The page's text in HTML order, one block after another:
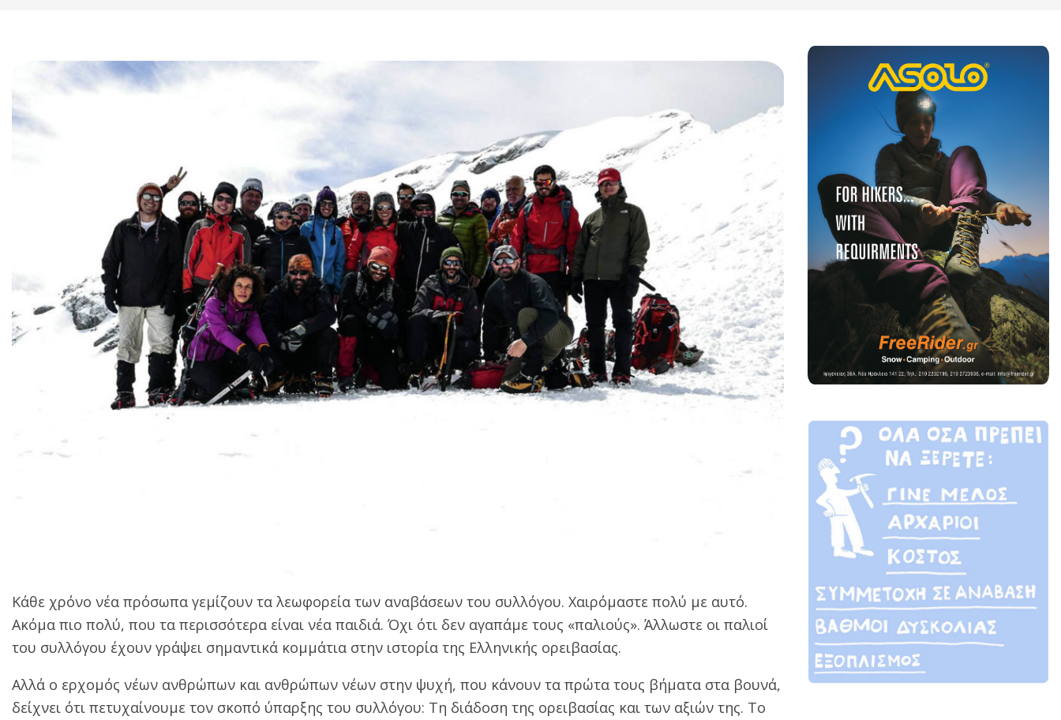
Κάθε χρόνο νέα πρόσωπα γεμίζουν τα λεωφορεία των αναβάσεων του συλλόγου. Χαιρόμαστε πολύ με αυτό.
Ακόμα πιο πολύ, που τα περισσότερα είναι νέα παιδιά. Όχι ότι δεν αγαπάμε τους «παλιούς». Άλλωστε οι παλιοί
του συλλόγου έχουν γράψει σημαντικά κομμάτια στην ιστορία της Ελληνικής ορειβασίας.
Αλλά ο ερχομός νέων ανθρώπων και ανθρώπων νέων στην ψυχή, που κάνουν τα πρώτα τους βήματα στα βουνά,
δείχνει ότι πετυχαίνουμε τον σκοπό ύπαρξης του συλλόγου: Τη διάδοση της ορειβασίας και των αξιών της. Το